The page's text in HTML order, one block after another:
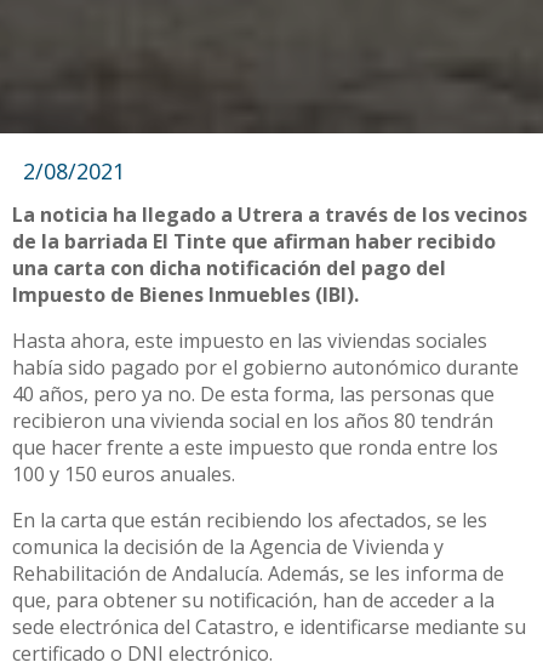
2/08/2021
La noticia ha llegado a Utrera a través de los vecinos
de la barriada El Tinte que afirman haber recibido
una carta con dicha notificación del pago del
Impuesto de Bienes Inmuebles (IBI).
Hasta ahora, este impuesto en las viviendas sociales
había sido pagado por el gobierno autonómico durante
40 años, pero ya no. De esta forma, las personas que
recibieron una vivienda social en los años 80 tendrán
que hacer frente a este impuesto que ronda entre los
100 y 150 euros anuales.
En la carta que están recibiendo los afectados, se les
comunica la decisión de la Agencia de Vivienda y
Rehabilitación de Andalucía. Además, se les informa de
que, para obtener su notificación, han de acceder a la
sede electrónica del Catastro, e identificarse mediante su
certificado o DNI electrónico.